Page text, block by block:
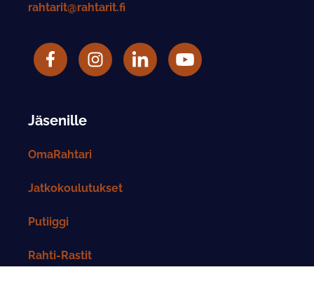
rahtarit@rahtarit.fi
FacebookRahtarit ry Instagram-tili
LinkedIn Rahtarit ry YouTube-tili
Jäsenille
OmaRahtari
Jatkokoulutukset
Putiiggi
Rahti-Rastit